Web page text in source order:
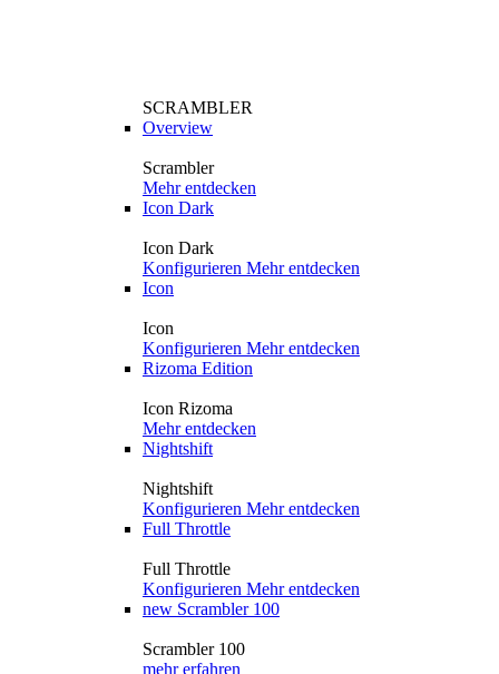
SCRAMBLER
Overview
Scrambler
Mehr entdecken
Icon Dark
Icon Dark
Konfigurieren Mehr entdecken
Icon
Icon
Konfigurieren Mehr entdecken
Rizoma Edition
Icon Rizoma
Mehr entdecken
Nightshift
Nightshift
Konfigurieren Mehr entdecken
Full Throttle
Full Throttle
Konfigurieren Mehr entdecken
new Scrambler 100
Scrambler 100
mehr erfahren